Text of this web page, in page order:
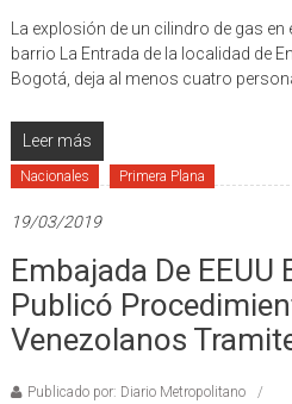
La explosión de un cilindro de gas en
barrio La Entrada de la localidad de
Bogotá, deja al menos cuatro
Leer más
Nacionales Primera Plana
19/03/2019
Embajada De EEUU
Publicó
Venezolanos
Publicado por: Diario Metropolitano